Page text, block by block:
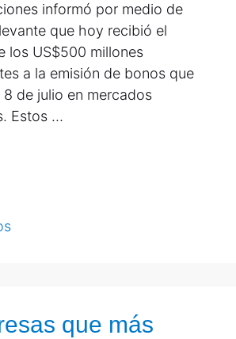
informó por medio de
que hoy recibió el
los US$500 millones
a la emisión de bonos que
de julio en mercados
Estos …
que más